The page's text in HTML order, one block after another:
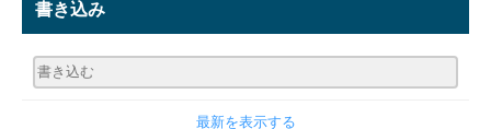
書き込み
最新を表示する